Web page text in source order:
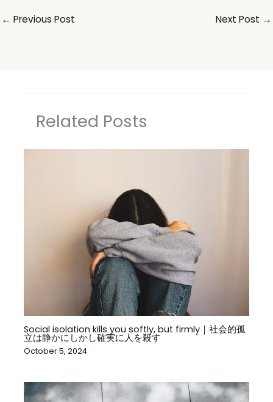
← Previous Post Next Post →
Related Posts
Social isolation kills you softly, but firmly｜社会的孤
立は静かにしかし確実に人を殺す
October 5, 2024